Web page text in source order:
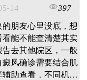
14
397
朋友心里没底，想
能不能查清楚其实
去其他院区，一般
风确诊需要结合肌
助查看，不同机构